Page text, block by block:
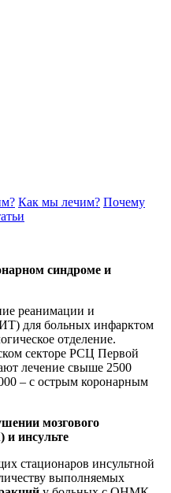
Как мы лечим? Почему
синдроме и
реанимации и
для больных инфарктом
отделение.
секторе РСЦ Первой
лечение свыше 2500
– с острым коронарным
мозгового
инсульте
стационаров инсультной
выполняемых